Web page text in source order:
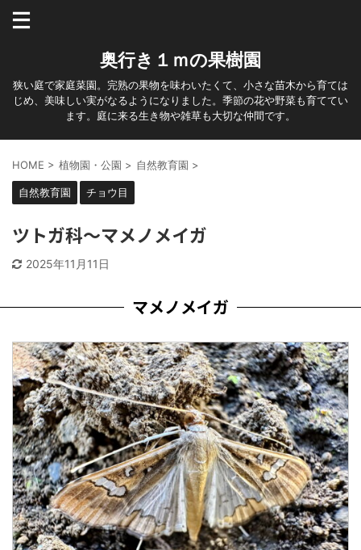
奥行き１ｍの果樹園
狭い庭で家庭菜園。完熟の果物を味わいたくて、小さな苗木から育ては
じめ、美味しい実がなるようになりました。季節の花や野菜も育ててい
ます。庭に来る生き物や雑草も大切な仲間です。
HOME > 植物園・公園 > 自然教育園 >
自然教育園 チョウ目
ツトガ科～マメノメイガ
2025年11月11日
マメノメイガ